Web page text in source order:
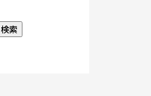
検索